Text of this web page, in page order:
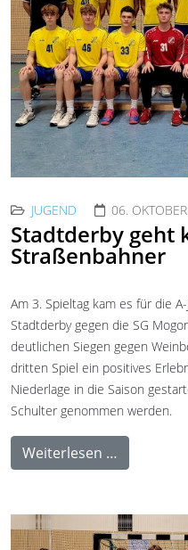
JUGEND 06.
Stadtderby geht
Straßenbahner
Am 3. Spieltag kam es für die
Stadtderby gegen die SG
deutlichen Siegen gegen
dritten Spiel ein positives
Niederlage in die Saison
Schulter genommen werden.
Weiterlesen …